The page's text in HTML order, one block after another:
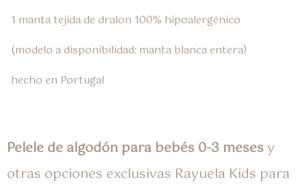
1 manta tejida de dralon 100% hipoalergénico
(modelo a disponibilidad: manta blanca entera)
hecho en Portugal
Pelele de algodón para bebés 0-3 mesesy
otras opciones exclusivas Rayuela Kids para